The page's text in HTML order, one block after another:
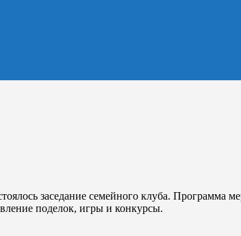
заседание семейного клуба. Программа
поделок, игры и конкурсы.